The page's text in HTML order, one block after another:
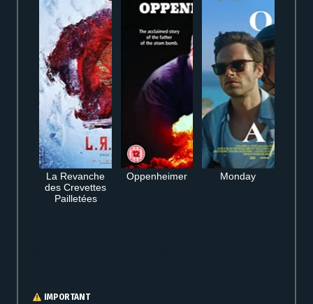
La Revanche
des Crevettes
Pailletées
Oppenheimer Monday
IMPORTANT